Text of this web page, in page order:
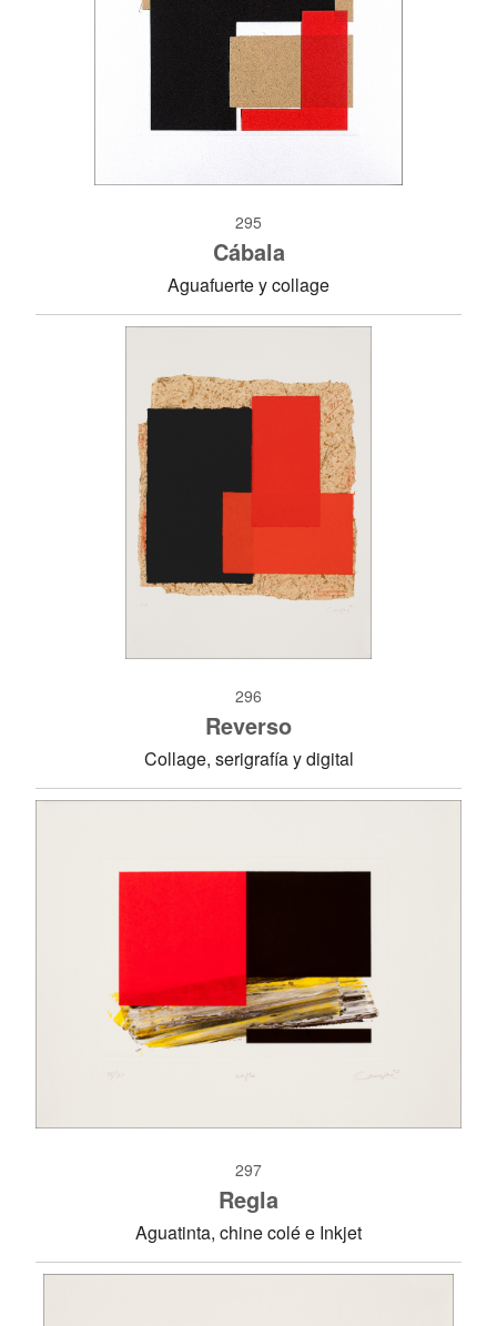
295
Cábala
Aguafuerte y collage
296
Reverso
Collage, serigrafía y digital
297
Regla
Aguatinta, chine colé e Inkjet